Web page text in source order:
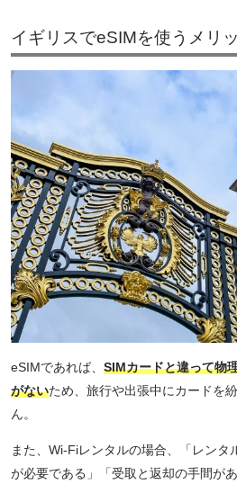
イギリスでeSIMを使うメリ
eSIMであれば、 SIMカードと違って物
がないため、旅行や出張中にカードを
ん。
また、Wi-Fiレンタルの場合、「レンタ
が必要である」「受取と返却の手間が